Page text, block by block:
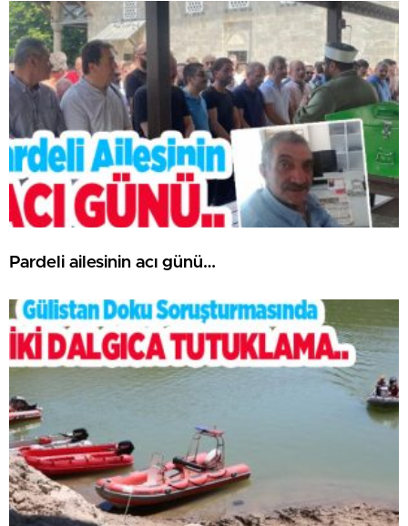
Pardeli ailesinin acı günü…